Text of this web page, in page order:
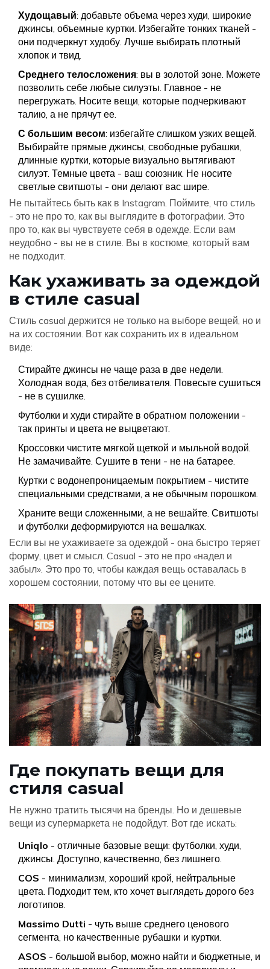
Худощавый: добавьте объема через худи, широкие
джинсы, объемные куртки. Избегайте тонких тканей -
они подчеркнут худобу. Лучше выбирать плотный
хлопок и твид.
Среднего телосложения: вы в золотой зоне. Можете
позволить себе любые силуэты. Главное - не
перегружать. Носите вещи, которые подчеркивают
талию, а не прячут ее.
С большим весом: избегайте слишком узких вещей.
Выбирайте прямые джинсы, свободные рубашки,
длинные куртки, которые визуально вытягивают
силуэт. Темные цвета - ваш союзник. Не носите
светлые свитшоты - они делают вас шире.
Не пытайтесь быть как в Instagram. Поймите, что стиль
- это не про то, как вы выглядите в фотографии. Это
про то, как вы чувствуете себя в одежде. Если вам
неудобно - вы не в стиле. Вы в костюме, который вам
не подходит.
Как ухаживать за одеждой
в стиле casual
Стиль casual держится не только на выборе вещей, но и
на их состоянии. Вот как сохранить их в идеальном
виде:
Стирайте джинсы не чаще раза в две недели.
Холодная вода, без отбеливателя. Повесьте сушиться
- не в сушилке.
Футболки и худи стирайте в обратном положении -
так принты и цвета не выцветают.
Кроссовки чистите мягкой щеткой и мыльной водой.
Не замачивайте. Сушите в тени - не на батарее.
Куртки с водонепроницаемым покрытием - чистите
специальными средствами, а не обычным порошком.
Храните вещи сложенными, а не вешайте. Свитшоты
и футболки деформируются на вешалках.
Если вы не ухаживаете за одеждой - она быстро теряет
форму, цвет и смысл. Casual - это не про «надел и
забыл». Это про то, чтобы каждая вещь оставалась в
хорошем состоянии, потому что вы ее цените.
Где покупать вещи для
стиля casual
Не нужно тратить тысячи на бренды. Но и дешевые
вещи из супермаркета не подойдут. Вот где искать:
Uniqlo - отличные базовые вещи: футболки, худи,
джинсы. Доступно, качественно, без лишнего.
COS - минимализм, хороший крой, нейтральные
цвета. Подходит тем, кто хочет выглядеть дорого без
логотипов.
Massimo Dutti - чуть выше среднего ценового
сегмента, но качественные рубашки и куртки.
ASOS - большой выбор, можно найти и бюджетные, и